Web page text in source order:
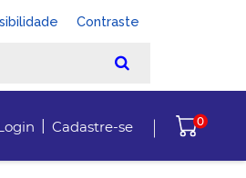
Contraste
Cadastre-se 0